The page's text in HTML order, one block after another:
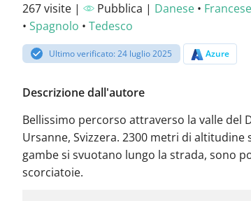
267 visite | Pubblica | Danese • Francese
• Spagnolo • Tedesco
Ultimo verificato: 24 luglio 2025 Azure
Descrizione dall'autore
Bellissimo percorso attraverso la valle del
Ursanne, Svizzera. 2300 metri di altitudine
gambe si svuotano lungo la strada, sono
scorciatoie.